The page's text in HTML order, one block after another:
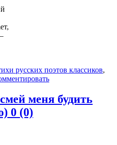
русских поэтов классиков,
меня будить
0 (0)